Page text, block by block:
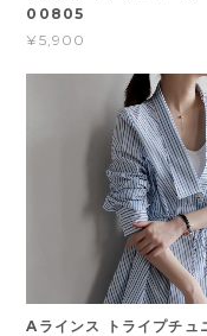
00805
¥5,900
Aラインス トライプチュ